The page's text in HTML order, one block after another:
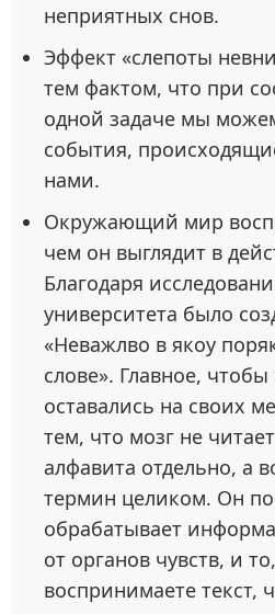
неприятных снов.
Эффект «слепоты
тем фактом, что при
одной задаче мы
события,
нами.
Окружающий мир
чем он выглядит в
Благодаря
университета было
«Неважлво в якоу
слове». Главное,
оставались на своих
тем, что мозг не
алфавита отдельно, а
термин целиком. Он
обрабатывает
от органов чувств, и
воспринимаете текст,